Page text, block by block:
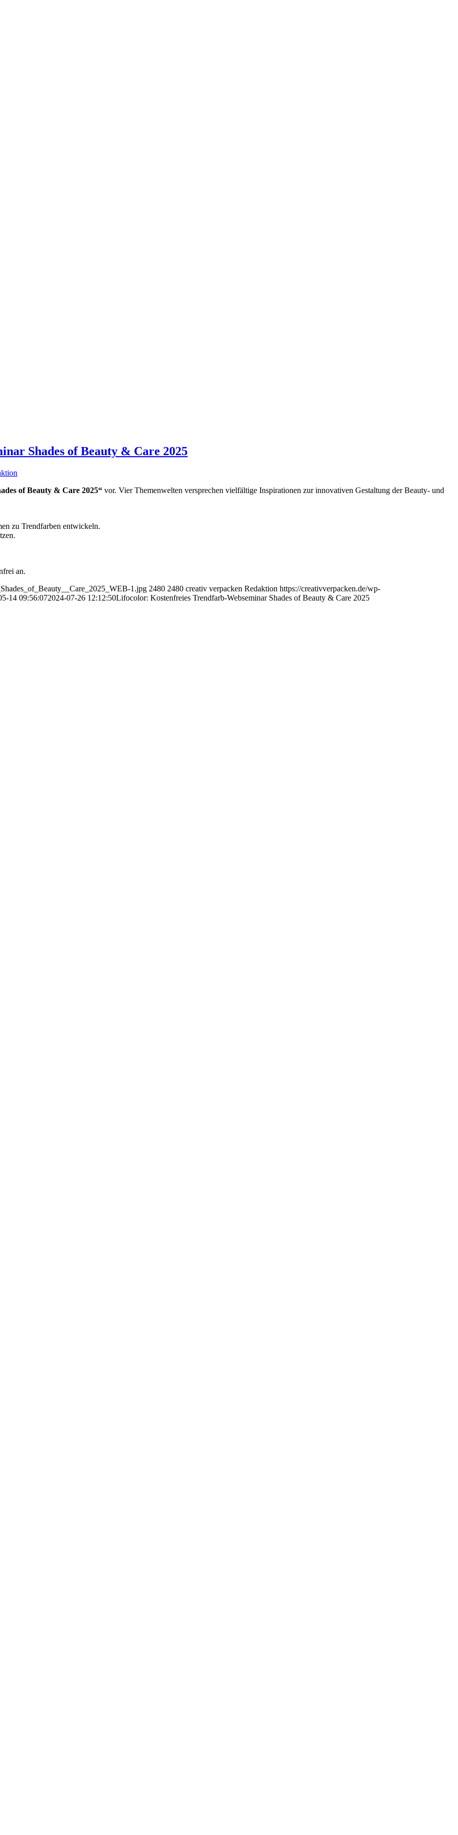
Shades of Beauty & Care 2025
of Beauty & Care 2025“ vor. Vier Themenwelten versprechen vielfältige Inspirationen zur innovativen Gestaltung der Beauty- und
zu Trendfarben entwickeln.
an.
1.jpg 2480 2480 creativ verpacken Redaktion https://creativverpacken.de/wp-
14 09:56:072024-07-26 12:12:50Lifocolor: Kostenfreies Trendfarb-Webseminar Shades of Beauty & Care 2025